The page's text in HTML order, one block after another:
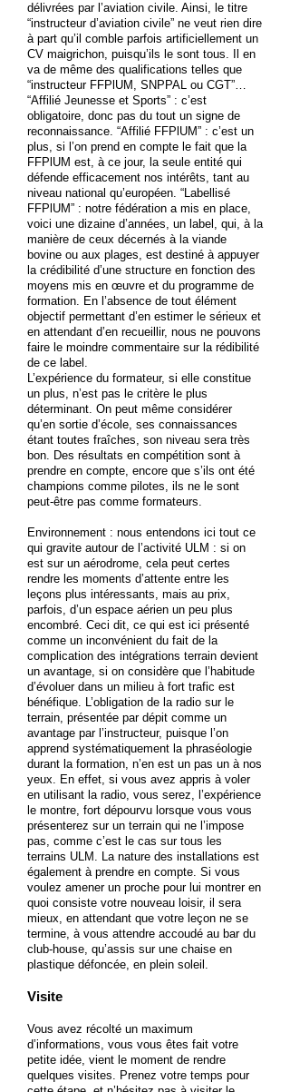
délivrées par l’aviation civile. Ainsi, le titre
“instructeur d’aviation civile” ne veut rien dire
à part qu’il comble parfois artificiellement un
CV maigrichon, puisqu’ils le sont tous. Il en
va de même des qualifications telles que
“instructeur FFPlUM, SNPPAL ou CGT”…
“Affilié Jeunesse et Sports” : c’est
obligatoire, donc pas du tout un signe de
reconnaissance. “Affilié FFPlUM” : c’est un
plus, si l’on prend en compte le fait que la
FFPlUM est, à ce jour, la seule entité qui
défende efficacement nos intérêts, tant au
niveau national qu’européen. “Labellisé
FFPlUM” : notre fédération a mis en place,
voici une dizaine d’années, un label, qui, à la
manière de ceux décernés à la viande
bovine ou aux plages, est destiné à appuyer
la crédibilité d’une structure en fonction des
moyens mis en œuvre et du programme de
formation. En l’absence de tout élément
objectif permettant d’en estimer le sérieux et
en attendant d’en recueillir, nous ne pouvons
faire le moindre commentaire sur la rédibilité
de ce label.
L’expérience du formateur, si elle constitue
un plus, n’est pas le critère le plus
déterminant. On peut même considérer
qu’en sortie d’école, ses connaissances
étant toutes fraîches, son niveau sera très
bon. Des résultats en compétition sont à
prendre en compte, encore que s’ils ont été
champions comme pilotes, ils ne le sont
peut-être pas comme formateurs.
Environnement : nous entendons ici tout ce
qui gravite autour de l’activité ULM : si on
est sur un aérodrome, cela peut certes
rendre les moments d’attente entre les
leçons plus intéressants, mais au prix,
parfois, d’un espace aérien un peu plus
encombré. Ceci dit, ce qui est ici présenté
comme un inconvénient du fait de la
complication des intégrations terrain devient
un avantage, si on considère que l’habitude
d’évoluer dans un milieu à fort trafic est
bénéfique. L’obligation de la radio sur le
terrain, présentée par dépit comme un
avantage par l’instructeur, puisque l’on
apprend systématiquement la phraséologie
durant la formation, n’en est un pas un à nos
yeux. En effet, si vous avez appris à voler
en utilisant la radio, vous serez, l’expérience
le montre, fort dépourvu lorsque vous vous
présenterez sur un terrain qui ne l’impose
pas, comme c’est le cas sur tous les
terrains ULM. La nature des installations est
également à prendre en compte. Si vous
voulez amener un proche pour lui montrer en
quoi consiste votre nouveau loisir, il sera
mieux, en attendant que votre leçon ne se
termine, à vous attendre accoudé au bar du
club-house, qu’assis sur une chaise en
plastique défoncée, en plein soleil.
Visite
Vous avez récolté un maximum
d’informations, vous vous êtes fait votre
petite idée, vient le moment de rendre
quelques visites. Prenez votre temps pour